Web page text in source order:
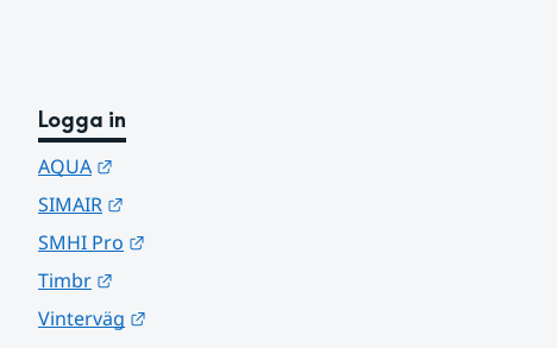
Logga in
AQUA
SIMAIR
SMHI Pro
Timbr
Vinterväg